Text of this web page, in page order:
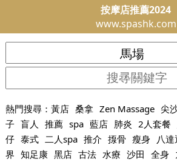
按摩店推薦2024
www.spashk.com
熱門搜尋： 黃店 桑拿 Zen Massage 尖
子 盲人 推薦 spa 藍店 肺炎 2人套餐
仔 泰式 二人spa 推介 揼骨 瘦身 八達
界 知足康 黑店 古法 水療 沙田 全身